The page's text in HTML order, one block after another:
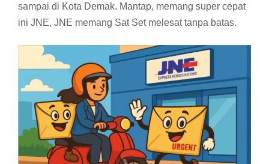
sampai di Kota Demak. Mantap, memang super cepat
ini JNE, JNE memang Sat Set melesat tanpa batas.